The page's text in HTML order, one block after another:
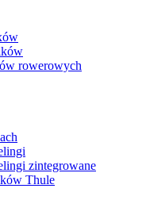
rowerowych
zintegrowane
Thule